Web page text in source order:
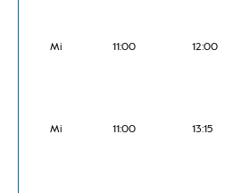
Mi 11:00 12:00
Mi 11:00 13:15